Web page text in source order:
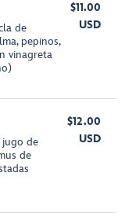
de
pepinos,
vinagreta
$11.00
USD
jugo de
de
$12.00
USD